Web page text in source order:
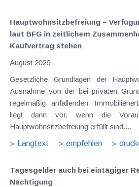
Hauptwohnsitz​­befreiung –
laut BFG in zeitlichem
Kaufvertrag stehen
August 2026
Gesetzliche Grundlagen der
Ausnahme von der bei privaten
regelmäßig anfallenden
liegt dann vor, wenn die
Hauptwohnsitzbefreiung erfüllt sind....
Langtext
empfehlen
Tagesgelder auch bei eintägiger
Nächtigung